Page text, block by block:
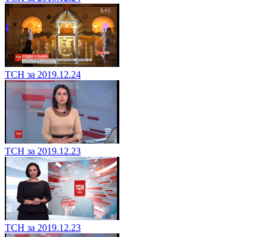
ТСН за 2019.12.24
ТСН за 2019.12.23
ТСН за 2019.12.23